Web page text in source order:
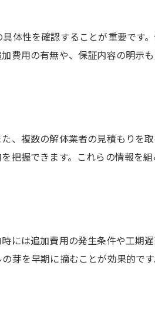
体性を確認することが重要です
費用の有無や、保証内容の明示
、複数の解体業者の見積もりを
把握できます。これらの情報を
には追加費用の発生条件や工期
芽を早期に摘むことが効果的です